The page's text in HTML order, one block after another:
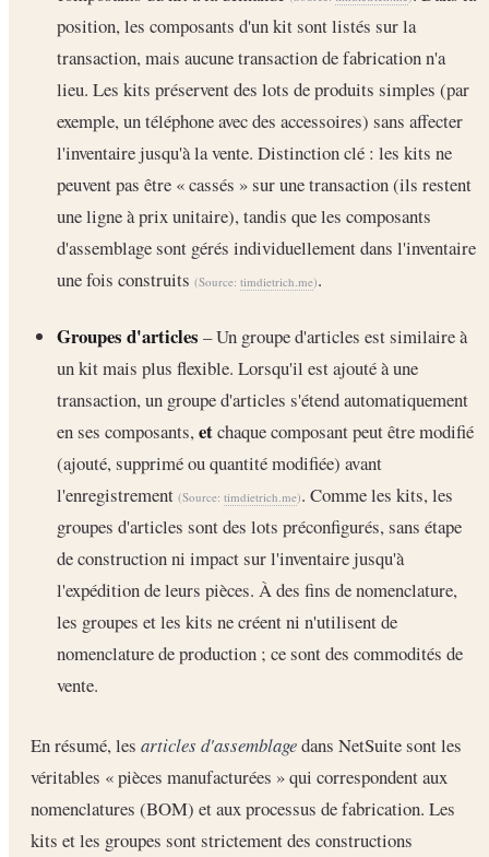
position, les composants d'un kit sont listés sur la
transaction, mais aucune transaction de fabrication n'a
lieu. Les kits préservent des lots de produits simples (par
exemple, un téléphone avec des accessoires) sans affecter
l'inventaire jusqu'à la vente. Distinction clé : les kits ne
peuvent pas être « cassés » sur une transaction (ils restent
une ligne à prix unitaire), tandis que les composants
d'assemblage sont gérés individuellement dans l'inventaire
une fois construits (Source: timdietrich.me).
Groupes d'articles – Un groupe d'articles est similaire à
un kit mais plus flexible. Lorsqu'il est ajouté à une
transaction, un groupe d'articles s'étend automatiquement
en ses composants,etchaque composant peut être modifié
(ajouté, supprimé ou quantité modifiée) avant
l'enregistrement (Source: timdietrich.me). Comme les kits, les
groupes d'articles sont des lots préconfigurés, sans étape
de construction ni impact sur l'inventaire jusqu'à
l'expédition de leurs pièces. À des fins de nomenclature,
les groupes et les kits ne créent ni n'utilisent de
nomenclature de production ; ce sont des commodités de
vente.
En résumé, les articles d'assemblagedans NetSuite sont les
véritables « pièces manufacturées » qui correspondent aux
nomenclatures (BOM) et aux processus de fabrication. Les
kits et les groupes sont strictement des constructions